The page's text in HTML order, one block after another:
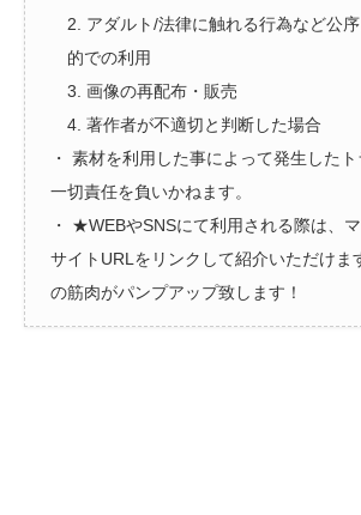
2. アダルト/法律に触れる行為など公
的での利用
3. 画像の再配布・販売
4. 著作者が不適切と判断した場合
・ 素材を利用した事によって発生した
一切責任を負いかねます。
・ ★WEBやSNSにて利用される際は、
サイトURLをリンクして紹介いただけま
の筋肉がパンプアップ致します！